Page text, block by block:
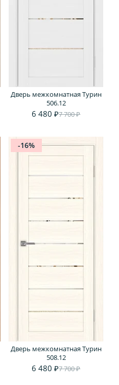
Дверь межкомнатная Турин
506.12
6 480 ₽7 700 ₽
-16%
Дверь межкомнатная Турин
508.12
6 480 ₽7 700 ₽